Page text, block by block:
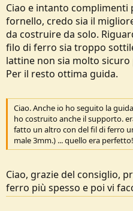
Ciao e intanto
fornello, credo sia il
da costruire da solo.
filo di ferro sia troppo
lattine non sia molto
Per il resto ottima guida.
Ciao. Anche io ho seguito la
ho costruito anche il supporto.
fatto un altro con del fil di ferro
male 3mm.) ... quello era perfetto!
Ciao, grazie del consiglio,
ferro più spesso e poi vi